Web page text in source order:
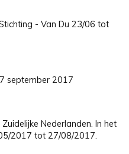
- Van Du 23/06 tot
september 2017
Nederlanden. In het
2017 tot 27/08/2017.